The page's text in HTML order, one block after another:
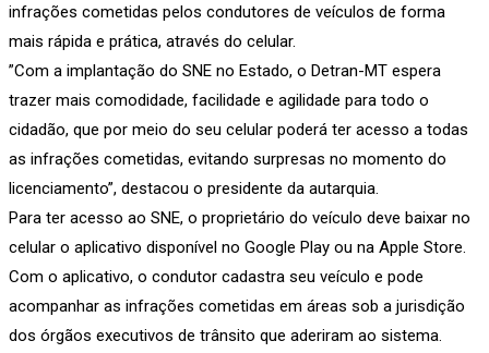
infrações cometidas pelos condutores de veículos de forma
mais rápida e prática, através do celular.
”Com a implantação do SNE no Estado, o Detran-MT espera
trazer mais comodidade, facilidade e agilidade para todo o
cidadão, que por meio do seu celular poderá ter acesso a todas
as infrações cometidas, evitando surpresas no momento do
licenciamento”, destacou o presidente da autarquia.
Para ter acesso ao SNE, o proprietário do veículo deve baixar no
celular o aplicativo disponível no Google Play ou na Apple Store.
Com o aplicativo, o condutor cadastra seu veículo e pode
acompanhar as infrações cometidas em áreas sob a jurisdição
dos órgãos executivos de trânsito que aderiram ao sistema.